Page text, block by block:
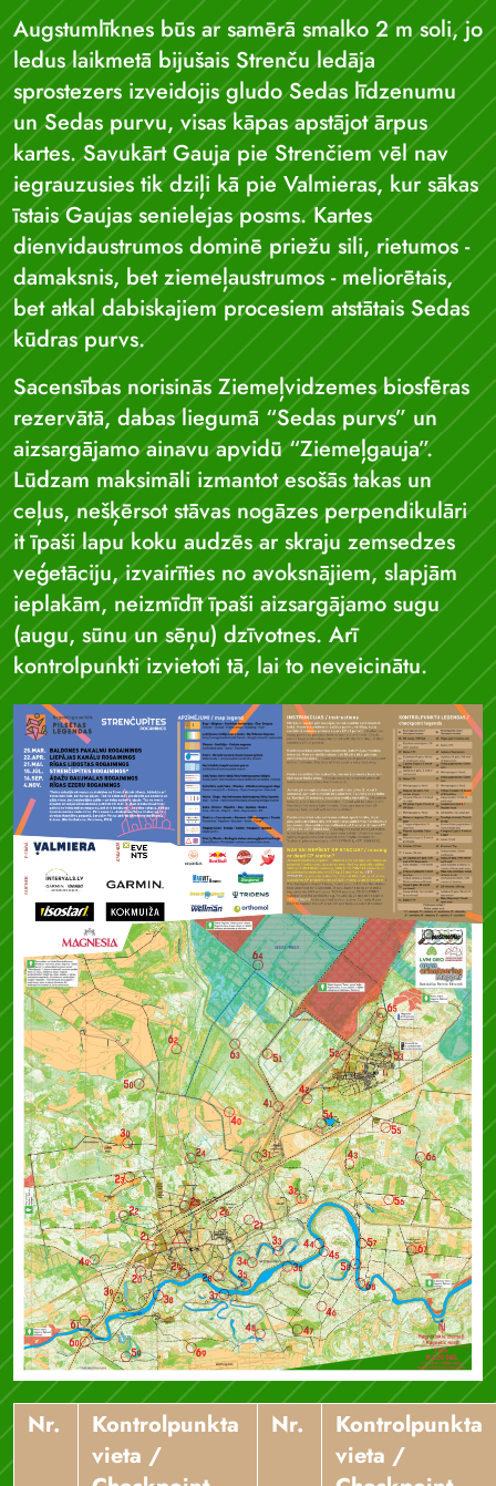
Augstumlīknes būs ar samērā smalko 2 m soli, jo
ledus laikmetā bijušais Strenču ledāja
sprostezers izveidojis gludo Sedas līdzenumu
un Sedas purvu, visas kāpas apstājot ārpus
kartes. Savukārt Gauja pie Strenčiem vēl nav
iegrauzusies tik dziļi kā pie Valmieras, kur sākas
īstais Gaujas senielejas posms. Kartes
dienvidaustrumos dominē priežu sili, rietumos -
damaksnis, bet ziemeļaustrumos - meliorētais,
bet atkal dabiskajiem procesiem atstātais Sedas
kūdras purvs.
Sacensības norisinās Ziemeļvidzemes biosfēras
rezervātā, dabas liegumā “Sedas purvs” un
aizsargājamo ainavu apvidū “Ziemeļgauja”.
Lūdzam maksimāli izmantot esošās takas un
ceļus, nešķērsot stāvas nogāzes perpendikulāri
it īpaši lapu koku audzēs ar skraju zemsedzes
veģetāciju, izvairīties no avoksnājiem, slapjām
ieplakām, neizmīdīt īpaši aizsargājamo sugu
(augu, sūnu un sēņu) dzīvotnes. Arī
kontrolpunkti izvietoti tā, lai to neveicinātu.
Nr.
Kontrolpunkta
vieta /
Nr.
Kontrolpunkta
vieta /